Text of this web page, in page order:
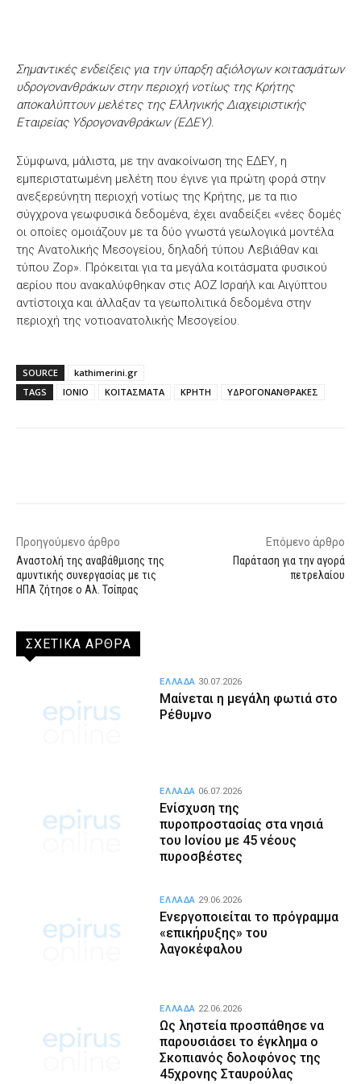
Σημαντικές ενδείξεις για την ύπαρξη αξιόλογων κοιτασμάτων
υδρογονανθράκων στην περιοχή νοτίως της Κρήτης
αποκαλύπτουν μελέτες της Ελληνικής Διαχειριστικής
Εταιρείας Υδρογονανθράκων (ΕΔΕΥ).
Σύμφωνα, μάλιστα, με την ανακοίνωση της ΕΔΕΥ, η
εμπεριστατωμένη μελέτη που έγινε για πρώτη φορά στην
ανεξερεύνητη περιοχή νοτίως της Κρήτης, με τα πιο
σύγχρονα γεωφυσικά δεδομένα, έχει αναδείξει «νέες δομές
οι οποίες ομοιάζουν με τα δύο γνωστά γεωλογικά μοντέλα
της Ανατολικής Μεσογείου, δηλαδή τύπου Λεβιάθαν και
τύπου Zoρ». Πρόκειται για τα μεγάλα κοιτάσματα φυσικού
αερίου που ανακαλύφθηκαν στις ΑΟΖ Ισραήλ και Αιγύπτου
αντίστοιχα και άλλαξαν τα γεωπολιτικά δεδομένα στην
περιοχή της νοτιοανατολικής Μεσογείου.
SOURCE
kathimerini.gr
TAGS
ΙΟΝΙΟ ΚΟΙΤΑΣΜΑΤΑ ΚΡΗΤΗ ΥΔΡΟΓΟΝΑΝΘΡΑΚΕΣ
Προηγούμενο άρθρο
Αναστολή της αναβάθμισης της
αμυντικής συνεργασίας με τις
ΗΠΑ ζήτησε ο Αλ. Τσίπρας
Επόμενο άρθρο
Παράταση για την αγορά
πετρελαίου
ΣΧΕΤΙΚΑ ΑΡΘΡΑ
Μαίνεται η μεγάλη φωτιά στο
Ρέθυμνο
ΕΛΛΑΔΑ 30.07.2026
Ενίσχυση της
πυροπροστασίας στα νησιά
του Ιονίου με 45 νέους
πυροσβέστες
ΕΛΛΑΔΑ 06.07.2026
Ενεργοποιείται το πρόγραμμα
«επικήρυξης» του
λαγοκέφαλου
ΕΛΛΑΔΑ 29.06.2026
Ως ληστεία προσπάθησε να
παρουσιάσει το έγκλημα ο
Σκοπιανός δολοφόνος της
45χρονης Σταυρούλας
ΕΛΛΑΔΑ 22.06.2026